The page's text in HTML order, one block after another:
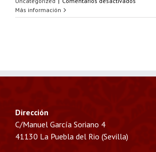
FLORAL
Más información
Dirección
C/Manuel García Soriano 4
41130 La Puebla del Rio (Sevilla)